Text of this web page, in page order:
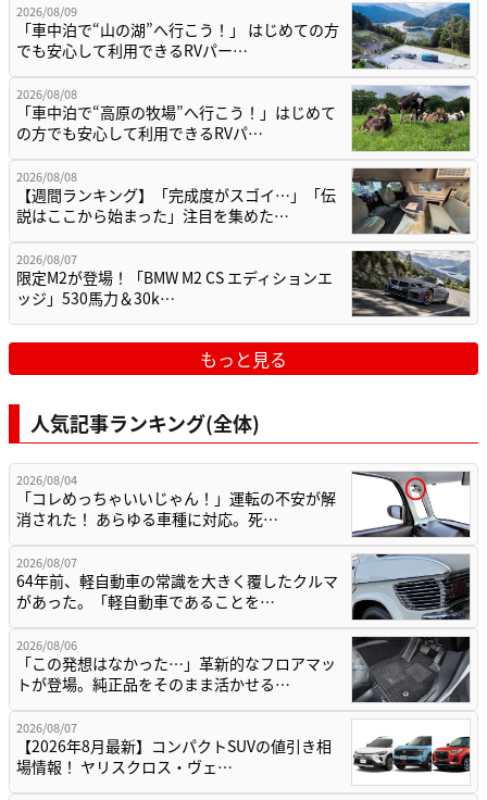
2026/08/09
「車中泊で“山の湖”へ行こう！」 はじめての方
でも安心して利用できるRVパー…
2026/08/08
「車中泊で“高原の牧場”へ行こう！」はじめて
の方でも安心して利用できるRVパ…
2026/08/08
【週間ランキング】「完成度がスゴイ…」「伝
説はここから始まった」注目を集めた…
2026/08/07
限定M2が登場！「BMW M2 CS エディションエ
ッジ」530馬力＆30k…
もっと見る
人気記事ランキング(全体)
2026/08/04
「コレめっちゃいいじゃん！」運転の不安が解
消された！ あらゆる車種に対応。死…
2026/08/07
64年前、軽自動車の常識を大きく覆したクルマ
があった。「軽自動車であることを…
2026/08/06
「この発想はなかった…」革新的なフロアマッ
トが登場。純正品をそのまま活かせる…
2026/08/07
【2026年8月最新】コンパクトSUVの値引き相
場情報！ ヤリスクロス・ヴェ…